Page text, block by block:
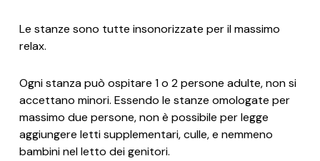
Le stanze sono tutte insonorizzate per il massimo
relax.
Ogni stanza può ospitare 1 o 2 persone adulte, non si
accettano minori. Essendo le stanze omologate per
massimo due persone, non è possibile per legge
aggiungere letti supplementari, culle, e nemmeno
bambini nel letto dei genitori.